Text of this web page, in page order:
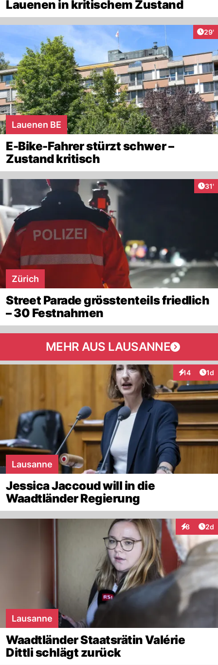
Lauenen in kritischem Zustand
29'
Lauenen BE
E-Bike-Fahrer stürzt schwer –
Zustand kritisch
31'
Zürich
Street Parade grösstenteils friedlich
– 30 Festnahmen
MEHR AUS LAUSANNE
14 1d
Lausanne
Jessica Jaccoud will in die
Waadtländer Regierung
8 2d
Lausanne
Waadtländer Staatsrätin Valérie
Dittli schlägt zurück